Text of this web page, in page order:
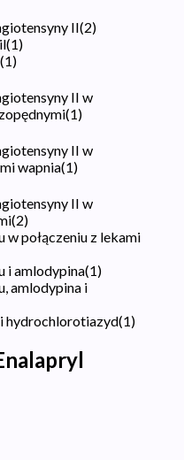
II(2)
(1)
(1)
II w
(1)
II w
wapnia(1)
II w
(2)
połączeniu z lekami
i amlodypina(1)
amlodypina i
hydrochlorotiazyd(1)